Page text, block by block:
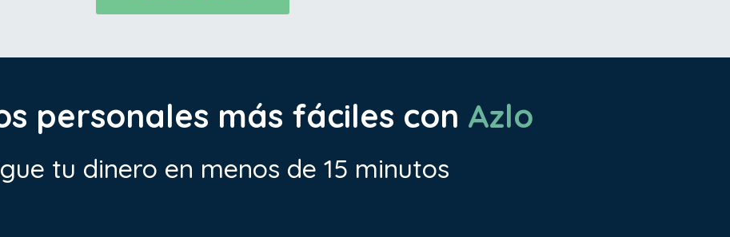
personales más fáciles con Azlo
tu dinero en menos de 15 minutos